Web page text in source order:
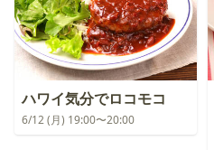
ハワイ気分でロコモコ
6/12 (月) 19:00〜20:00